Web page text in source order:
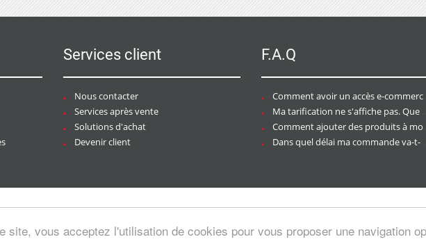
site, vous acceptez l'utilisation de cookies pour vous proposer une navigation
Services client
Nous contacter
Services après vente
Solutions d'achat
Devenir client
F.A.Q
Comment avoir un accès e-commerce ?
Ma tarification ne s'affiche pas. Que dois-je faire ?
Comment ajouter des produits à mon panier ?
Dans quel délai ma commande va-t-elle être traitée ?